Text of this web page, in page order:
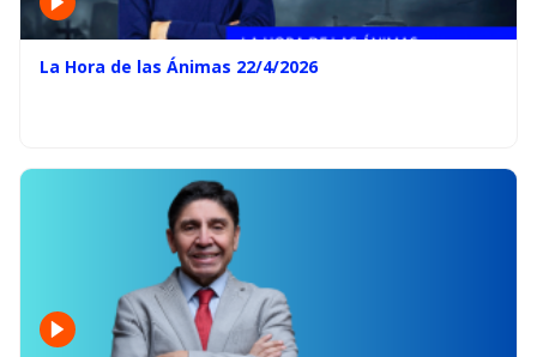
La Hora de las Ánimas 22/4/2026